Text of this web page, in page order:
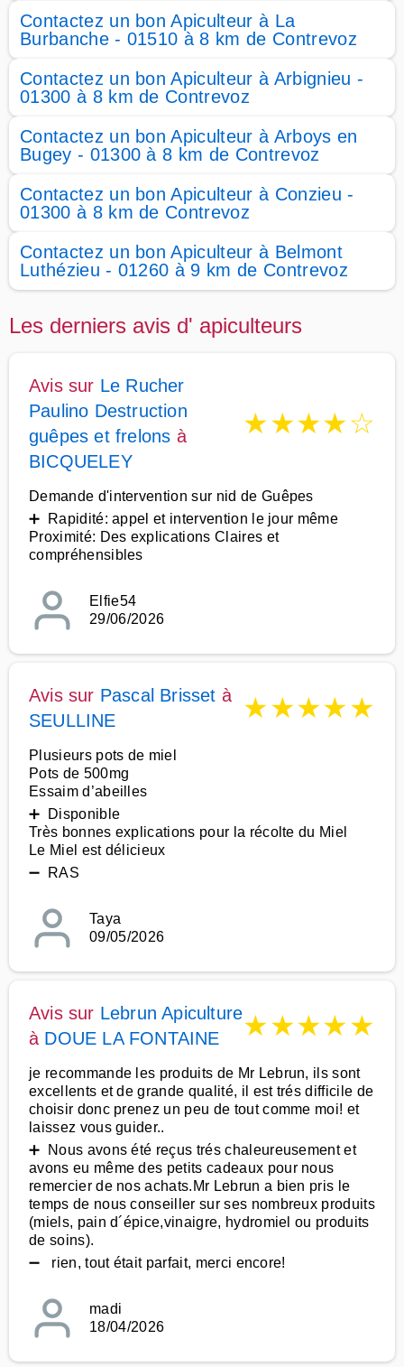
Contactez un bon Apiculteur à La
Burbanche - 01510 à 8 km de Contrevoz
Contactez un bon Apiculteur à Arbignieu -
01300 à 8 km de Contrevoz
Contactez un bon Apiculteur à Arboys en
Bugey - 01300 à 8 km de Contrevoz
Contactez un bon Apiculteur à Conzieu -
01300 à 8 km de Contrevoz
Contactez un bon Apiculteur à Belmont
Luthézieu - 01260 à 9 km de Contrevoz
Les derniers avis d' apiculteurs
Avis sur Le Rucher
Paulino Destruction
guêpes et frelons à
BICQUELEY
★★★★☆
Demande d'intervention sur nid de Guêpes
➕ Rapidité: appel et intervention le jour même
Proximité: Des explications Claires et
compréhensibles
Elfie54
29/06/2026
Avis sur Pascal Brisset à
SEULLINE
★★★★★
Plusieurs pots de miel
Pots de 500mg
Essaim d’abeilles
➕ Disponible
Très bonnes explications pour la récolte du Miel
Le Miel est délicieux
➖ RAS
Taya
09/05/2026
Avis sur Lebrun Apiculture
à DOUE LA FONTAINE ★★★★★
je recommande les produits de Mr Lebrun, ils sont
excellents et de grande qualité, il est trés difficile de
choisir donc prenez un peu de tout comme moi! et
laissez vous guider..
➕ Nous avons été reçus trés chaleureusement et
avons eu même des petits cadeaux pour nous
remercier de nos achats.Mr Lebrun a bien pris le
temps de nous conseiller sur ses nombreux produits
(miels, pain d´épice,vinaigre, hydromiel ou produits
de soins).
➖ rien, tout était parfait, merci encore!
madi
18/04/2026